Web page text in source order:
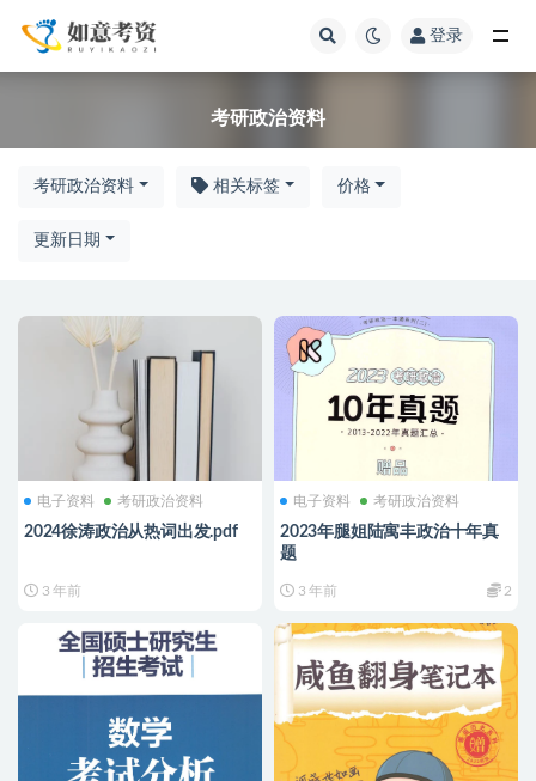
登录
考研政治资料
考研政治资料 相关标签 价格
更新日期
电子资料 考研政治资料
2024徐涛政治从热词出发.pdf
3 年前
电子资料 考研政治资料
2023年腿姐陆寓丰政治十年真
题
3 年前 2